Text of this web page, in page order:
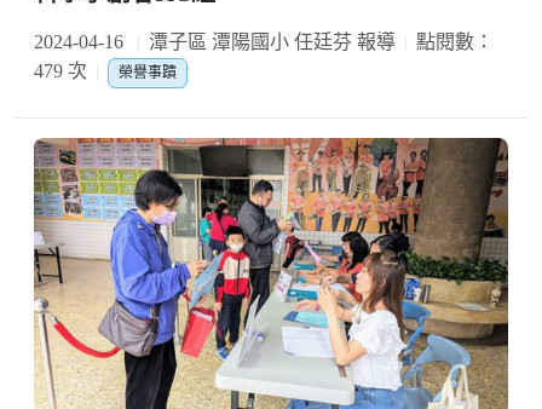
2024-04-16 潭子區 潭陽國小 任廷芬 報導
點閱數：
479 次
榮譽事蹟